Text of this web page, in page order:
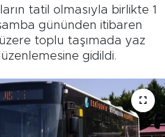
tatil olmasıyla birlikte 1
gününden itibaren
toplu taşımada yaz
gidildi.